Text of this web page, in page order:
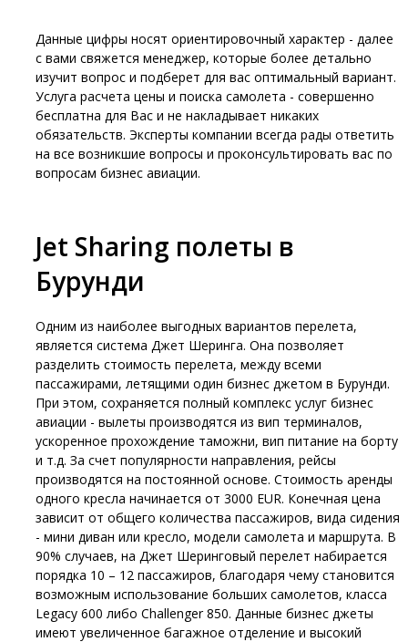
Данные цифры носят ориентировочный характер - далее
с вами свяжется менеджер, которые более детально
изучит вопрос и подберет для вас оптимальный вариант.
Услуга расчета цены и поиска самолета - совершенно
бесплатна для Вас и не накладывает никаких
обязательств. Эксперты компании всегда рады ответить
на все возникшие вопросы и проконсультировать вас по
вопросам бизнес авиации.
Jet Sharing полеты в
Бурунди
Одним из наиболее выгодных вариантов перелета,
является система Джет Шеринга. Она позволяет
разделить стоимость перелета, между всеми
пассажирами, летящими один бизнес джетом в Бурунди.
При этом, сохраняется полный комплекс услуг бизнес
авиации - вылеты производятся из вип терминалов,
ускоренное прохождение таможни, вип питание на борту
и т.д. За счет популярности направления, рейсы
производятся на постоянной основе. Стоимость аренды
одного кресла начинается от 3000 EUR. Конечная цена
зависит от общего количества пассажиров, вида сидения
- мини диван или кресло, модели самолета и маршрута. В
90% случаев, на Джет Шеринговый перелет набирается
порядка 10 – 12 пассажиров, благодаря чему становится
возможным использование больших самолетов, класса
Legacy 600 либо Challenger 850. Данные бизнес джеты
имеют увеличенное багажное отделение и высокий